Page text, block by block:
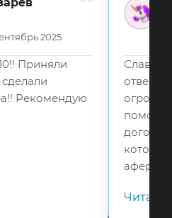
2025
Приняли
Рекомендую
ВВ
Слава
помошь
Читать